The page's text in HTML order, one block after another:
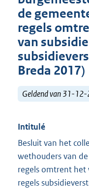
de
regels
van
Breda 2017)
Geldend van 31-
Intitulé
Besluit van het
wethouders van
regels omtrent het
regels